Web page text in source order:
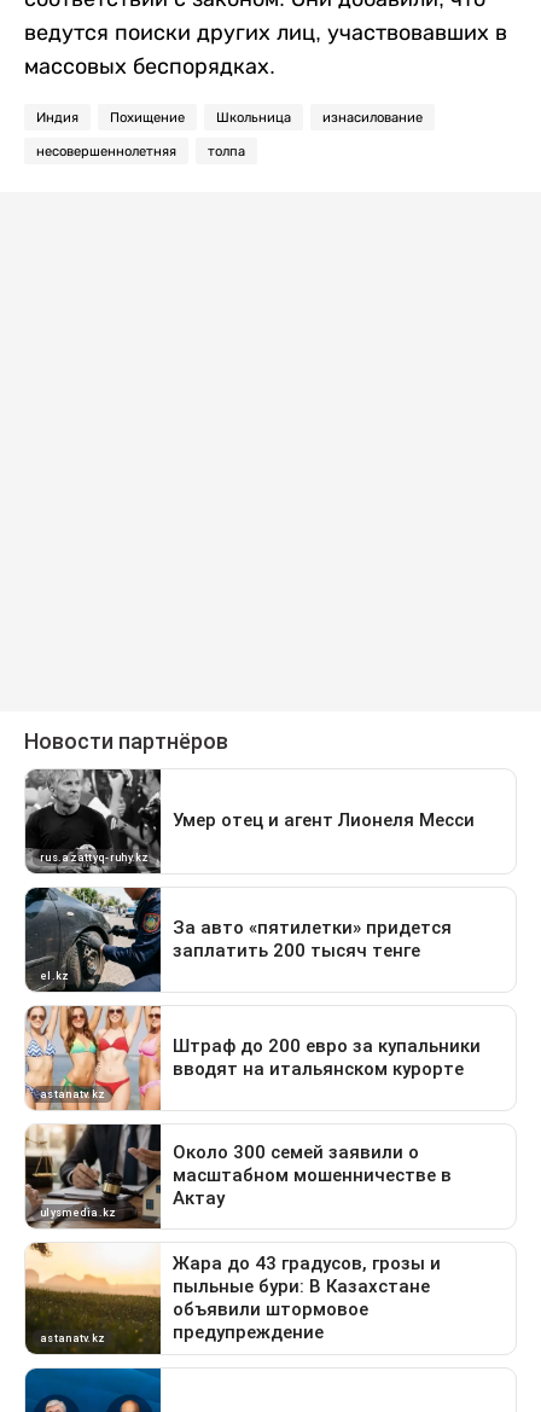
ведутся поиски других лиц, участвовавших в
массовых беспорядках.
Индия Похищение Школьница изнасилование
несовершеннолетняя толпа